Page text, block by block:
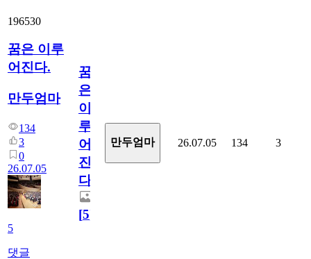
196530
꿈은 이루
어진다.
만두엄마
134
3
0
26.07.05
5
댓글
꿈
은
이
루
어
진
다.
[5]
만두엄마 26.07.05 134 3